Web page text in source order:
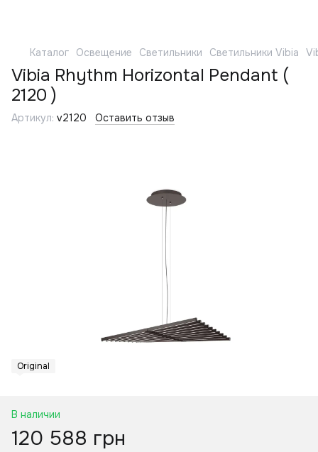
Каталог Освещение Светильники Светильники Vibia
Vibia Rhythm Horizontal Pendant (
2120 )
Артикул: v2120 Оставить отзыв
Original
В наличии
120 588 грн